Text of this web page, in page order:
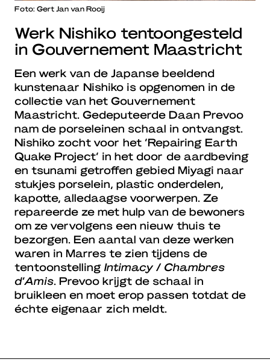
Foto: Gert Jan van Rooij
Werk Nishiko tentoongesteld
in Gouvernement Maastricht
Een werk van de Japanse beeldend
kunstenaar Nishiko is opgenomen in de
collectie van het Gouvernement
Maastricht. Gedeputeerde Daan Prevoo
nam de porseleinen schaal in ontvangst.
Nishiko zocht voor het ‘Repairing Earth
Quake Project’ in het door de aardbeving
en tsunami getroffen gebied Miyagi naar
stukjes porselein, plastic onderdelen,
kapotte, alledaagse voorwerpen. Ze
repareerde ze met hulp van de bewoners
om ze vervolgens een nieuw thuis te
bezorgen. Een aantal van deze werken
waren in Marres te zien tijdens de
tentoonstelling Intimacy / Chambres
d’Amis . Prevoo krijgt de schaal in
bruikleen en moet erop passen totdat de
échte eigenaar zich meldt.